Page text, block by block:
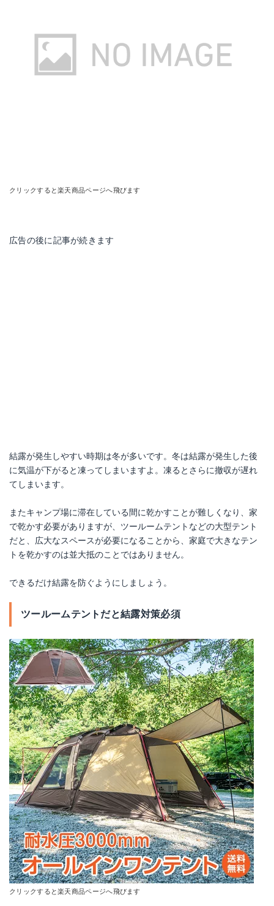
クリックすると楽天商品ページへ飛びます
広告の後に記事が続きます
結露が発生しやすい時期は冬が多いです。冬は結露が発生した後
に気温が下がると凍ってしまいますよ。凍るとさらに撤収が遅れ
てしまいます。
またキャンプ場に滞在している間に乾かすことが難しくなり、家
で乾かす必要がありますが、ツールームテントなどの大型テント
だと、広大なスペースが必要になることから、家庭で大きなテン
トを乾かすのは並大抵のことではありません。
できるだけ結露を防ぐようにしましょう。
ツールームテントだと結露対策必須
クリックすると楽天商品ページへ飛びます